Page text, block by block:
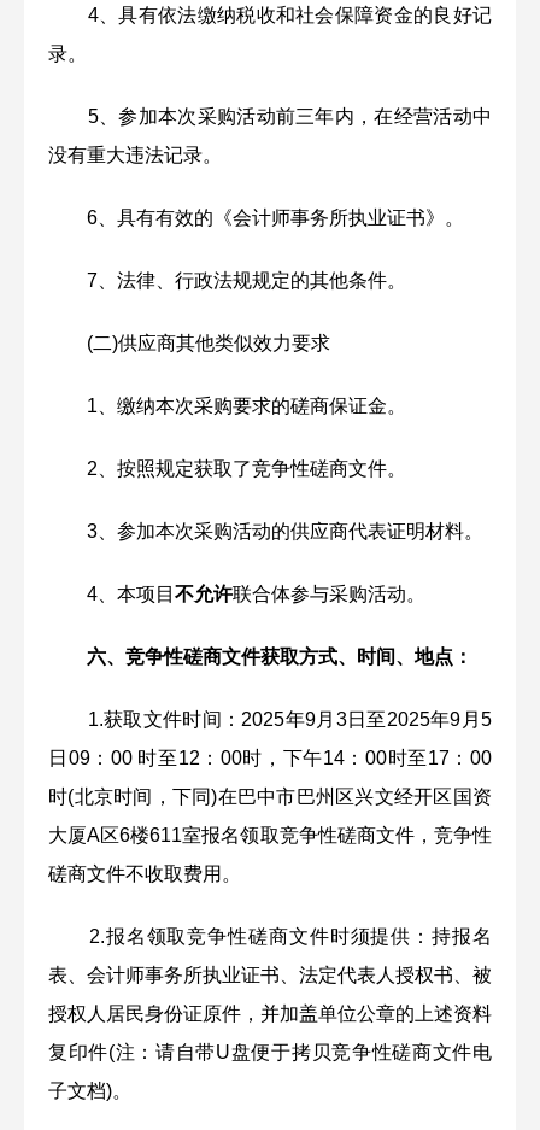
4、具有依法缴纳税收和社会保障资金的良好记
录。
5、参加本次采购活动前三年内，在经营活动中
没有重大违法记录。
6、具有有效的《会计师事务所执业证书》。
7、法律、行政法规规定的其他条件。
(二)供应商其他类似效力要求
1、缴纳本次采购要求的磋商保证金。
2、按照规定获取了竞争性磋商文件。
3、参加本次采购活动的供应商代表证明材料。
4、本项目 不允许联合体参与采购活动。
六、竞争性磋商文件获取方式、时间、地点：
1.获取文件时间：2025年9月3日至2025年9月5
日09：00 时至12：00时，下午14：00时至17：00
时(北京时间，下同)在巴中市巴州区兴文经开区国资
大厦A区6楼611室报名领取竞争性磋商文件，竞争性
磋商文件不收取费用。
2.报名领取竞争性磋商文件时须提供：持报名
表、会计师事务所执业证书、法定代表人授权书、被
授权人居民身份证原件，并加盖单位公章的上述资料
复印件(注：请自带U盘便于拷贝竞争性磋商文件电
子文档)。